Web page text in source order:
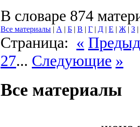
В словаре 874
Все материалы | А | Б | В | Г | Д | Е | Ж | З |
Страница: «
27... Следующие »
Все материалы